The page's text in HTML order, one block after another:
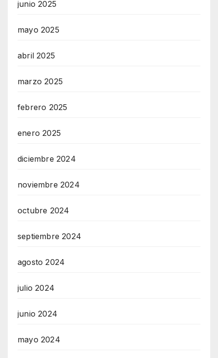
junio 2025
mayo 2025
abril 2025
marzo 2025
febrero 2025
enero 2025
diciembre 2024
noviembre 2024
octubre 2024
septiembre 2024
agosto 2024
julio 2024
junio 2024
mayo 2024